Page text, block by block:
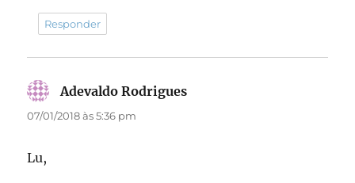
Responder
Adevaldo Rodrigues
07/01/2018 às 5:36 pm
Lu,